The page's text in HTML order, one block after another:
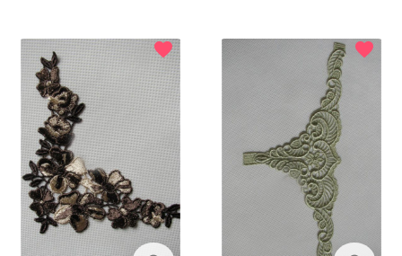
favorite favorite